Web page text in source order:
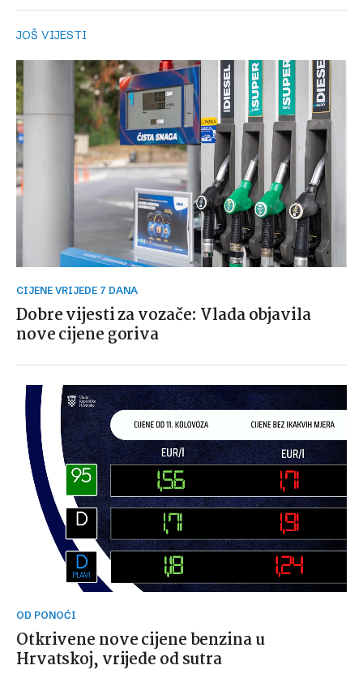
JOŠ VIJESTI
CIJENE VRIJEDE 7 DANA
Dobre vijesti za vozače: Vlada objavila
nove cijene goriva
OD PONOĆI
Otkrivene nove cijene benzina u
Hrvatskoj, vrijede od sutra